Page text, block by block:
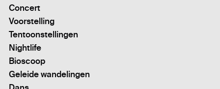
Concert
Voorstelling
Tentoonstellingen
Nightlife
Bioscoop
Geleide wandelingen